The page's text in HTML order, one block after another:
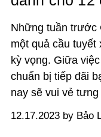
Những tuần trước
một quả cầu
kỳ vọng. Giữa
chuẩn bị tiếp đãi
nay sẽ vui vẻ
12.17.2023 by Bảo